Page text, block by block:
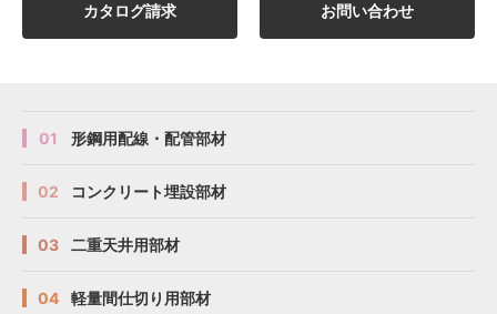
カタログ請求 お問い合わせ
01 形鋼用配線・配管部材
02 コンクリート埋設部材
03 二重天井用部材
04 軽量間仕切り用部材